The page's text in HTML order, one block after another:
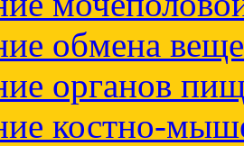
обмена
органов
костно-